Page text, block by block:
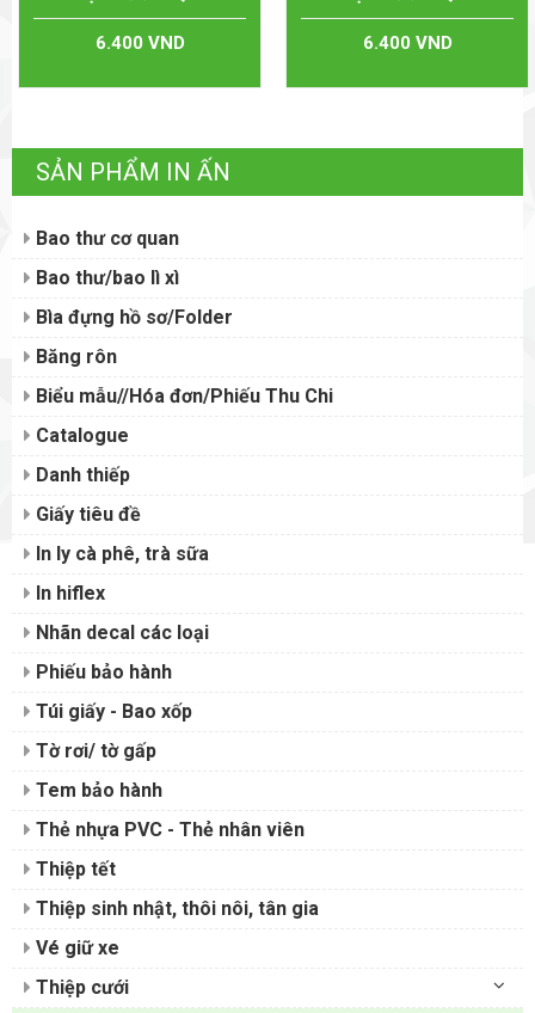
6.400 VND 6.400 VND
SẢN PHẨM IN ẤN
Bao thư cơ quan
Bao thư/bao lì xì
Bìa đựng hồ sơ/Folder
Băng rôn
Biểu mẫu//Hóa đơn/Phiếu Thu Chi
Catalogue
Danh thiếp
Giấy tiêu đề
In ly cà phê, trà sữa
In hiflex
Nhãn decal các loại
Phiếu bảo hành
Túi giấy - Bao xốp
Tờ rơi/ tờ gấp
Tem bảo hành
Thẻ nhựa PVC - Thẻ nhân viên
Thiệp tết
Thiệp sinh nhật, thôi nôi, tân gia
Vé giữ xe
Thiệp cưới